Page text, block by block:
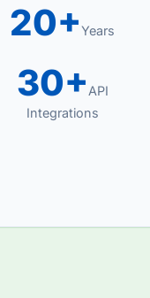
20+Years
30+ API
Integrations